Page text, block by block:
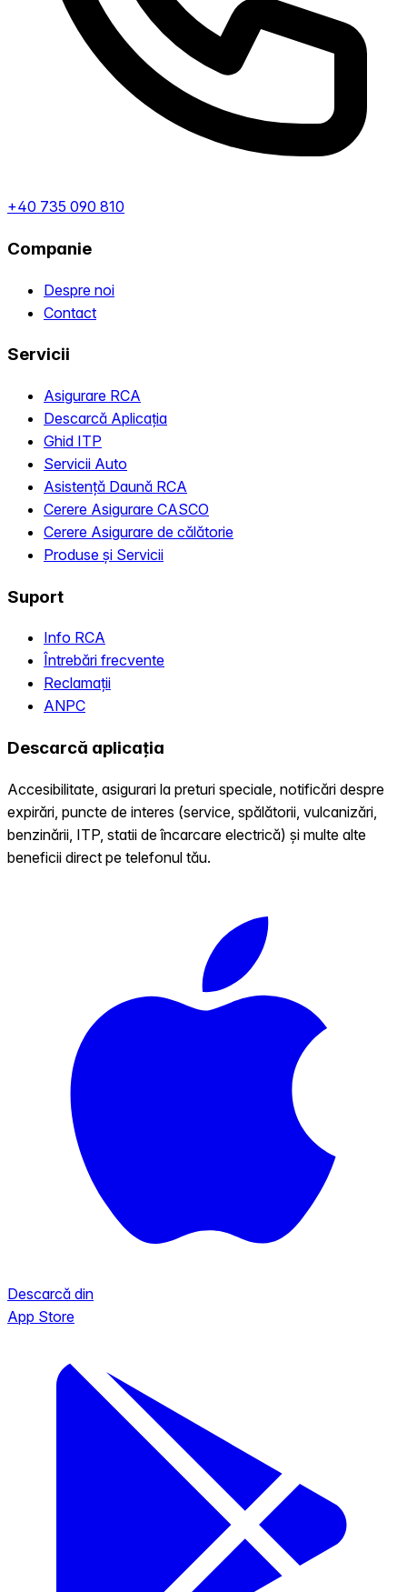
+40 735 090 810
Companie
Despre noi
Contact
Servicii
Asigurare RCA
Descarcă Aplicația
Ghid ITP
Servicii Auto
Asistență Daună RCA
Cerere Asigurare CASCO
Cerere Asigurare de călătorie
Produse și Servicii
Suport
Info RCA
Întrebări frecvente
Reclamații
ANPC
Descarcă aplicația
Accesibilitate, asigurari la preturi speciale, notificări despre
expirări, puncte de interes (service, spălătorii, vulcanizări,
benzinării, ITP, statii de încarcare electrică) și multe alte
beneficii direct pe telefonul tău.
Descarcă din
App Store